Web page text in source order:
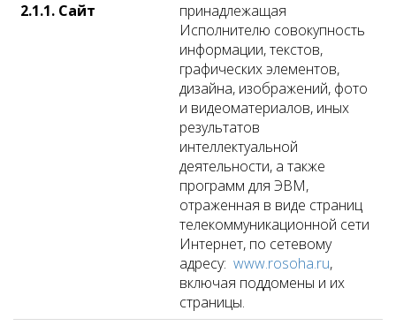
2.1.1. Сайт
принадлежащая
Исполнителю совокупность
информации, текстов,
графических элементов,
дизайна, изображений, фото
и видеоматериалов, иных
результатов
интеллектуальной
деятельности, а также
программ для ЭВМ,
отраженная в виде страниц
телекоммуникационной сети
Интернет, по сетевому
адресу: www.rosoha.ru,
включая поддомены и их
страницы.